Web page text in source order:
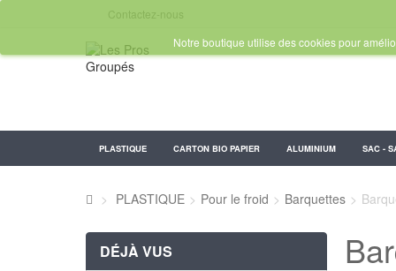
Contactez-nous
PLASTIQUE CARTON BIO PAPIER ALUMINIUM SAC -
Notre boutique utilise des cookies pour
> PLASTIQUE > Pour le froid > Barquettes >
DÉJÀ VUS